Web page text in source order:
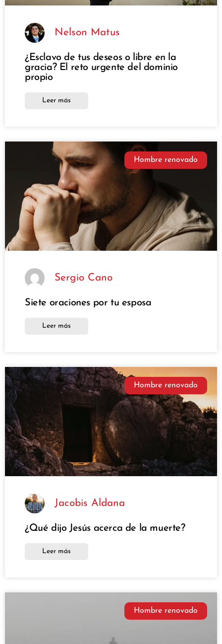
Nelson Matus
¿Esclavo de tus deseos o libre en la
gracia? El reto urgente del dominio
propio
Leer más
Hombre renovado
Sergio Cano
Siete oraciones por tu esposa
Leer más
Hombre renovado
Jacobis Aldana
¿Qué dijo Jesús acerca de la muerte?
Leer más
Hombre renovado